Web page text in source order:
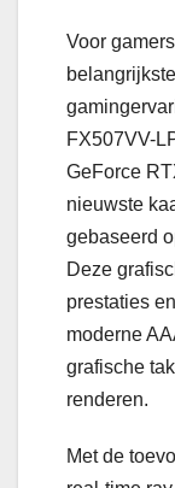
Voor
FX507VV-
GeForce
nieuwste
gebaseerd
Deze
prestaties
moderne
grafische
renderen.
Met de